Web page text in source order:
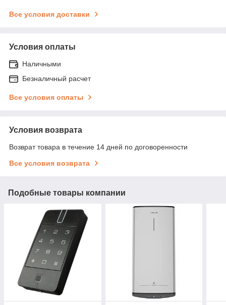
Все условия доставки
Условия оплаты
Наличными
Безналичный расчет
Все условия оплаты
Условия возврата
Возврат товара в течение 14 дней по договоренности
Все условия возврата
Подобные товары компании